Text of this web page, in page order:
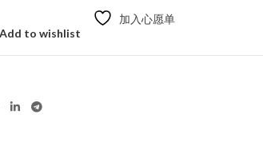
加入心愿单
Add to wishlist